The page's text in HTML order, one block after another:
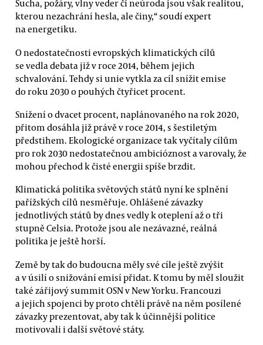
Sucha, požáry, vlny veder či neúroda jsou však realitou,
kterou nezachrání hesla, ale činy,“ soudí expert
na energetiku.
O nedostatečnosti evropských klimatických cílů
se vedla debata již v roce 2014, během jejich
schvalování. Tehdy si unie vytkla za cíl snížit emise
do roku 2030 o pouhých čtyřicet procent.
Snížení o dvacet procent, naplánovaného na rok 2020,
přitom dosáhla již právě v roce 2014, s šestiletým
předstihem. Ekologické organizace tak vyčítaly cílům
pro rok 2030 nedostatečnou ambicióznost a varovaly, že
mohou přechod k čisté energii spíše brzdit.
Klimatická politika světových států nyní ke splnění
pařížských cílů nesměřuje. Ohlášené závazky
jednotlivých států by dnes vedly k oteplení až o tři
stupně Celsia. Protože jsou ale nezávazné, reálná
politika je ještě horší.
Země by tak do budoucna měly své cíle ještě zvýšit
a v úsilí o snižování emisí přidat. K tomu by měl sloužit
také zářijový summit OSN v New Yorku. Francouzi
a jejich spojenci by proto chtěli právě na něm posílené
závazky prezentovat, aby tak k účinnější politice
motivovali i další světové státy.